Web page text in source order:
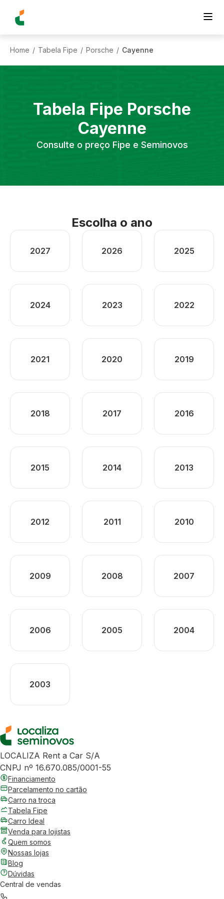
Home / Tabela Fipe / Porsche / Cayenne
Tabela Fipe Porsche
Cayenne
Consulte o preço Fipe e Seminovos
Escolha o ano
2027 2026 2025
2024 2023 2022
2021 2020 2019
2018 2017 2016
2015 2014 2013
2012 2011 2010
2009 2008 2007
2006 2005 2004
2003
LOCALIZA Rent a Car S/A
CNPJ nº 16.670.085/0001-55
Financiamento
Parcelamento no cartão
Carro na troca
Tabela Fipe
Carro Ideal
Venda para lojistas
Quem somos
Nossas lojas
Blog
Dúvidas
Central de vendas